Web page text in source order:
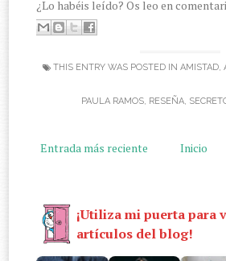
¿Lo habéis leído? Os leo en
THIS ENTRY WAS POSTED IN AMISTAD,
PAULA RAMOS, RESEÑA,
Entrada más reciente Inicio
¡Utiliza mi puerta para
artículos del blog!